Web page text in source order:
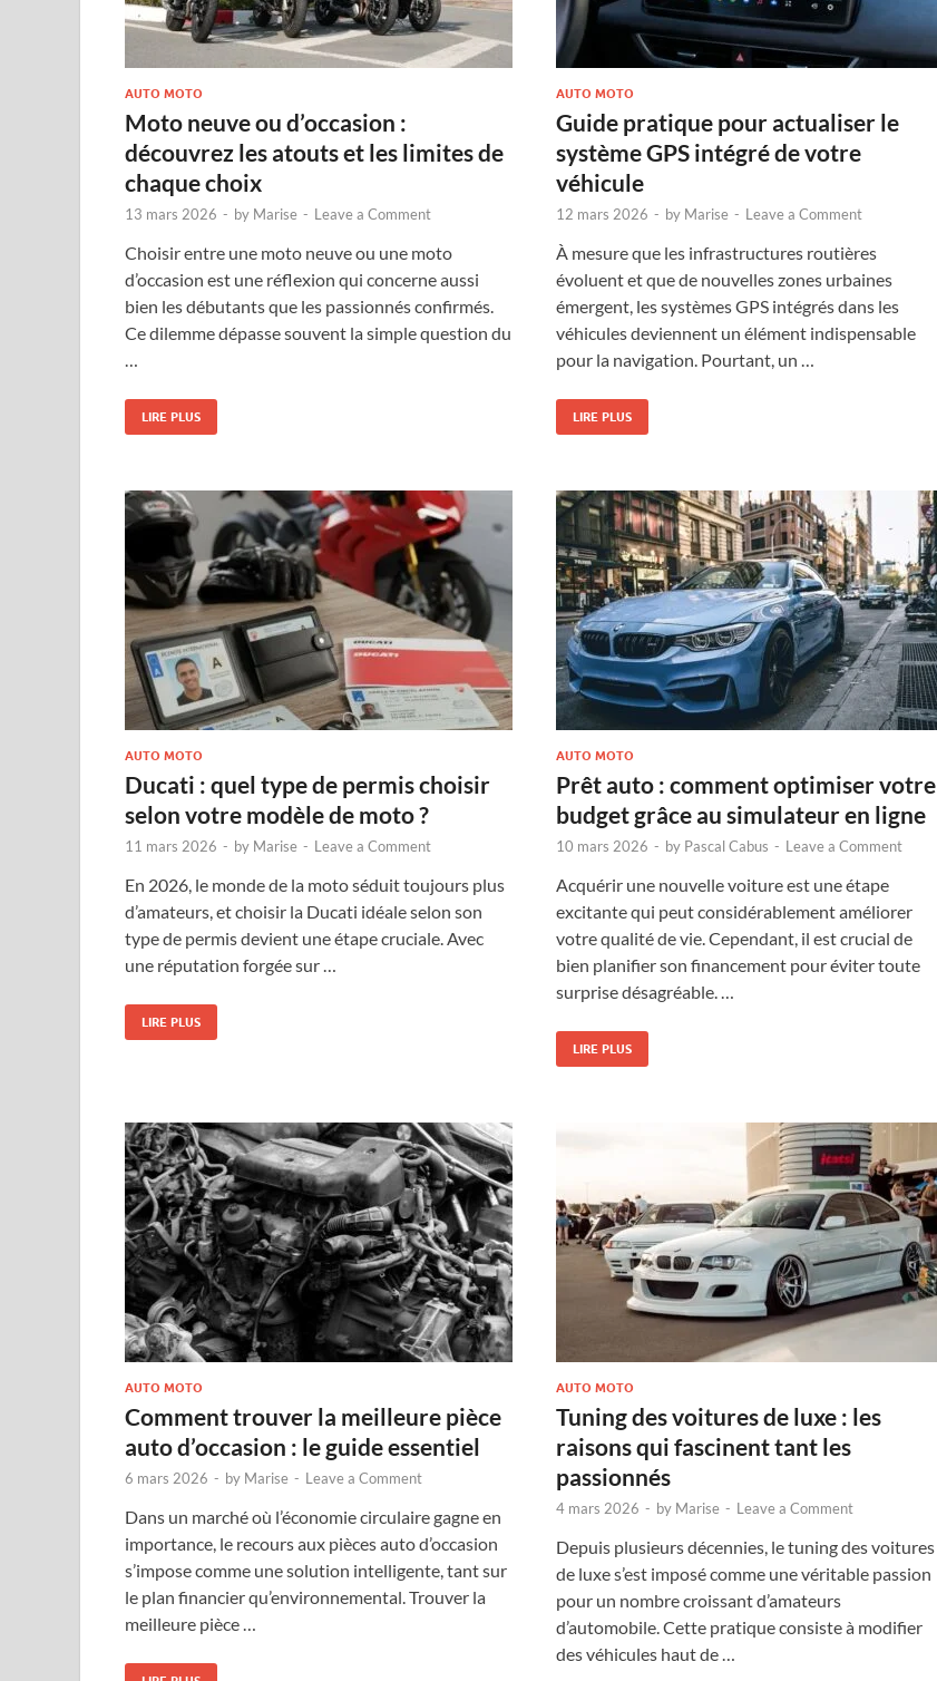
AUTO MOTO
Moto neuve ou d’occasion :
découvrez les atouts et les limites de
chaque choix
13 mars 2026 - by Marise - Leave a Comment
Choisir entre une moto neuve ou une moto
d’occasion est une réflexion qui concerne aussi
bien les débutants que les passionnés confirmés.
Ce dilemme dépasse souvent la simple question du
…
LIRE PLUS
AUTO MOTO
Guide pratique pour actualiser le
système GPS intégré de votre
véhicule
12 mars 2026 - by Marise - Leave a Comment
À mesure que les infrastructures routières
évoluent et que de nouvelles zones urbaines
émergent, les systèmes GPS intégrés dans les
véhicules deviennent un élément indispensable
pour la navigation. Pourtant, un …
LIRE PLUS
AUTO MOTO
Ducati : quel type de permis choisir
selon votre modèle de moto ?
11 mars 2026 - by Marise - Leave a Comment
En 2026, le monde de la moto séduit toujours plus
d’amateurs, et choisir la Ducati idéale selon son
type de permis devient une étape cruciale. Avec
une réputation forgée sur …
LIRE PLUS
AUTO MOTO
Prêt auto : comment optimiser votre
budget grâce au simulateur en ligne
10 mars 2026 - by Pascal Cabus - Leave a Comment
Acquérir une nouvelle voiture est une étape
excitante qui peut considérablement améliorer
votre qualité de vie. Cependant, il est crucial de
bien planifier son financement pour éviter toute
surprise désagréable. …
LIRE PLUS
AUTO MOTO
Comment trouver la meilleure pièce
auto d’occasion : le guide essentiel
6 mars 2026 - by Marise - Leave a Comment
Dans un marché où l’économie circulaire gagne en
importance, le recours aux pièces auto d’occasion
s’impose comme une solution intelligente, tant sur
le plan financier qu’environnemental. Trouver la
meilleure pièce …
AUTO MOTO
Tuning des voitures de luxe : les
raisons qui fascinent tant les
passionnés
4 mars 2026 - by Marise - Leave a Comment
Depuis plusieurs décennies, le tuning des voitures
de luxe s’est imposé comme une véritable passion
pour un nombre croissant d’amateurs
d’automobile. Cette pratique consiste à modifier
des véhicules haut de …